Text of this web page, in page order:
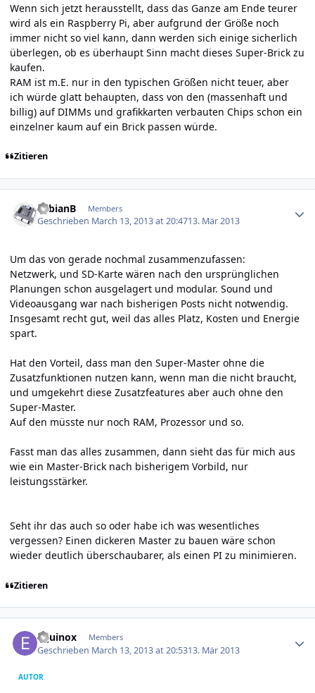
Wenn sich jetzt herausstellt, dass das Ganze am Ende teurer
wird als ein Raspberry Pi, aber aufgrund der Größe noch
immer nicht so viel kann, dann werden sich einige sicherlich
überlegen, ob es überhaupt Sinn macht dieses Super-Brick zu
kaufen.
RAM ist m.E. nur in den typischen Größen nicht teuer, aber
ich würde glatt behaupten, dass von den (massenhaft und
billig) auf DIMMs und grafikkarten verbauten Chips schon ein
einzelner kaum auf ein Brick passen würde.
Zitieren
FabianB Members
Geschrieben March 13, 2013 at 20:4713. Mär 2013
Um das von gerade nochmal zusammenzufassen:
Netzwerk, und SD-Karte wären nach den ursprünglichen
Planungen schon ausgelagert und modular. Sound und
Videoausgang war nach bisherigen Posts nicht notwendig.
Insgesamt recht gut, weil das alles Platz, Kosten und Energie
spart.
Hat den Vorteil, dass man den Super-Master ohne die
Zusatzfunktionen nutzen kann, wenn man die nicht braucht,
und umgekehrt diese Zusatzfeatures aber auch ohne den
Super-Master.
Auf den müsste nur noch RAM, Prozessor und so.
Fasst man das alles zusammen, dann sieht das für mich aus
wie ein Master-Brick nach bisherigem Vorbild, nur
leistungsstärker.
Seht ihr das auch so oder habe ich was wesentliches
vergessen? Einen dickeren Master zu bauen wäre schon
wieder deutlich überschaubarer, als einen PI zu minimieren.
Zitieren
Equinox Members
Geschrieben March 13, 2013 at 20:5313. Mär 2013
AUTOR